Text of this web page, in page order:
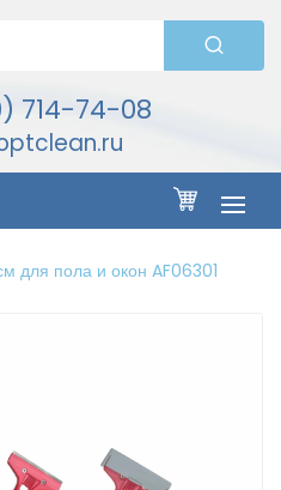
714-74-08
для пола и окон AF06301